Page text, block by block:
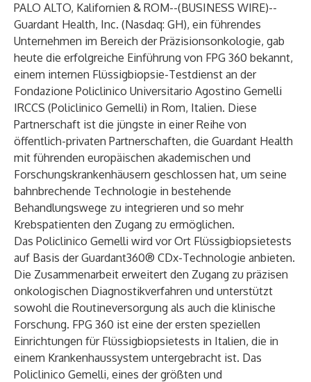
PALO ALTO, Kalifornien & ROM--(BUSINESS WIRE)--
Guardant Health, Inc. (Nasdaq: GH), ein führendes
Unternehmen im Bereich der Präzisionsonkologie, gab
heute die erfolgreiche Einführung von FPG 360 bekannt,
einem internen Flüssigbiopsie-Testdienst an der
Fondazione Policlinico Universitario Agostino Gemelli
IRCCS (Policlinico Gemelli) in Rom, Italien. Diese
Partnerschaft ist die jüngste in einer Reihe von
öffentlich-privaten Partnerschaften, die Guardant Health
mit führenden europäischen akademischen und
Forschungskrankenhäusern geschlossen hat, um seine
bahnbrechende Technologie in bestehende
Behandlungswege zu integrieren und so mehr
Krebspatienten den Zugang zu ermöglichen.
Das Policlinico Gemelli wird vor Ort Flüssigbiopsietests
auf Basis der Guardant360® CDx-Technologie anbieten.
Die Zusammenarbeit erweitert den Zugang zu präzisen
onkologischen Diagnostikverfahren und unterstützt
sowohl die Routineversorgung als auch die klinische
Forschung. FPG 360 ist eine der ersten speziellen
Einrichtungen für Flüssigbiopsietests in Italien, die in
einem Krankenhaussystem untergebracht ist. Das
Policlinico Gemelli, eines der größten und